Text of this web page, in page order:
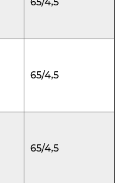
65/4,5
65/4,5